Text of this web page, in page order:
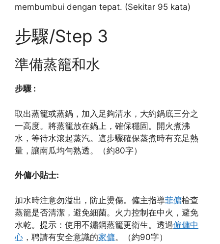
membumbui dengan tepat. (Sekitar 95 kata)
步驟/Step 3
準備蒸籠和水
步驟 :
取出蒸籠或蒸鍋，加入足夠清水，大約鍋底三分之
一高度。將蒸籠放在鍋上，確保穩固。開火煮沸
水，等待水滾起蒸汽。這步驟確保蒸煮時有充足熱
量，讓南瓜均勻熟透。（約80字）
外傭小貼士:
加水時注意勿溢出，防止燙傷。僱主指導菲傭檢查
蒸籠是否清潔，避免細菌。火力控制在中火，避免
水乾。提示：使用不鏽鋼蒸籠更衛生。透過僱傭中
心 ，聘請有安全意識的家傭。（約90字）